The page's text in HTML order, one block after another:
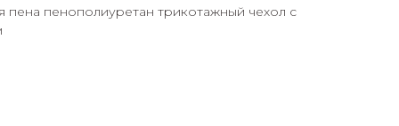
пена пенополиуретан трикотажный чехол с